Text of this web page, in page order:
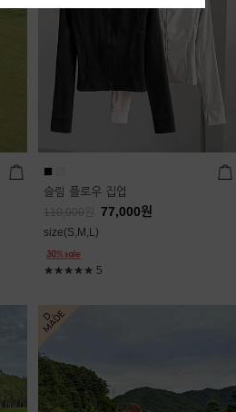
슬림 플로우 집업
110,000 77,000원
size(S,M,L)
★★★★★ 5